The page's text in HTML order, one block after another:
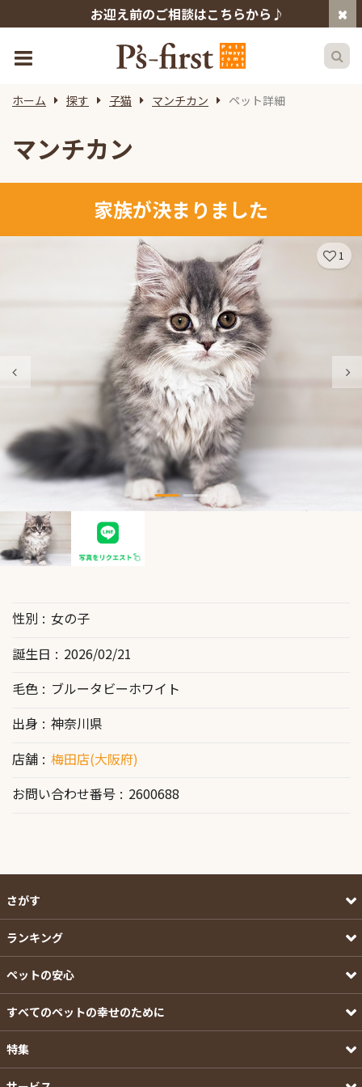
お迎え前のご相談はこちらから♪
ホーム 探す 子猫 マンチカン ペット詳細
マンチカン
家族が決まりました
1
性別
女の子
誕生日
2026/02/21
毛色
ブルータビーホワイト
出身
神奈川県
店舗
梅田店(大阪府)
お問い合わせ番号
2600688
さがす
ランキング
ペットの安心
すべてのペットの幸せのために
特集